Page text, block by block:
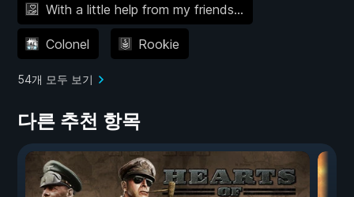
With a little help from my friends…
Colonel Rookie
54개 모두 보기
다른 추천 항목